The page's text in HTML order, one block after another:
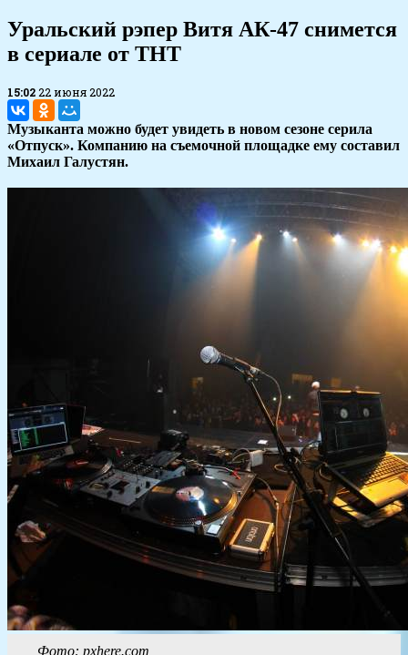
Уральский рэпер Витя АК-47 снимется
в сериале от ТНТ
15:0222 июня 2022
Музыканта можно будет увидеть в новом сезоне серила
«Отпуск». Компанию на съемочной площадке ему составил
Михаил Галустян.
Фото: pxhere.com